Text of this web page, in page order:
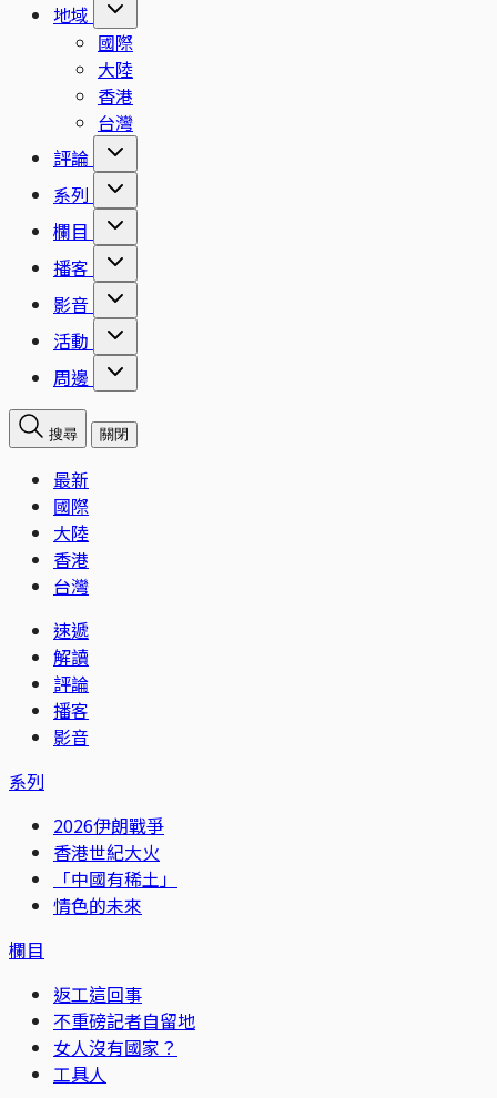
地域
國際
大陸
香港
台灣
評論
系列
欄目
播客
影音
活動
周邊
搜尋 關閉
最新
國際
大陸
香港
台灣
速遞
解讀
評論
播客
影音
系列
2026伊朗戰爭
香港世紀大火
「中國有稀土」
情色的未來
欄目
返工這回事
不重磅記者自留地
女人沒有國家？
工具人